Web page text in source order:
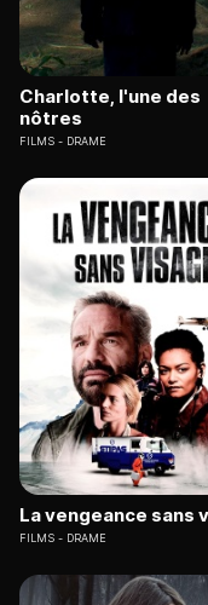
Charlotte, l'une des
nôtres
FILMS DRAME
La vengeance sans
FILMS DRAME